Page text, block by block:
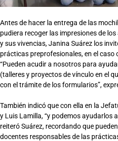
Antes de hacer la entrega de las
pudiera recoger las impresiones de
y sus vivencias, Janina Suárez los
prácticas preprofesionales, en el caso
“Pueden acudir a nosotros para
(talleres y proyectos de vínculo en el
con el trámite de los formularios”,
También indicó que con ella en la
y Luis Lamilla, “y podemos ayudarlos
reiteró Suárez, recordando que
docentes responsables de las